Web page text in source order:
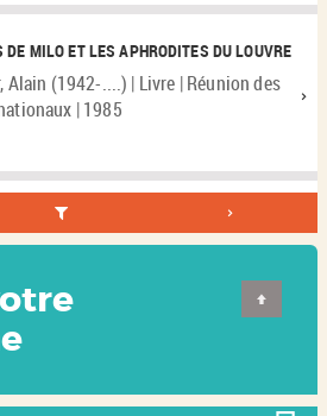
DE MILO ET LES APHRODITES DU LOUVRE
Alain (1942-....) | Livre | Réunion des
| 1985